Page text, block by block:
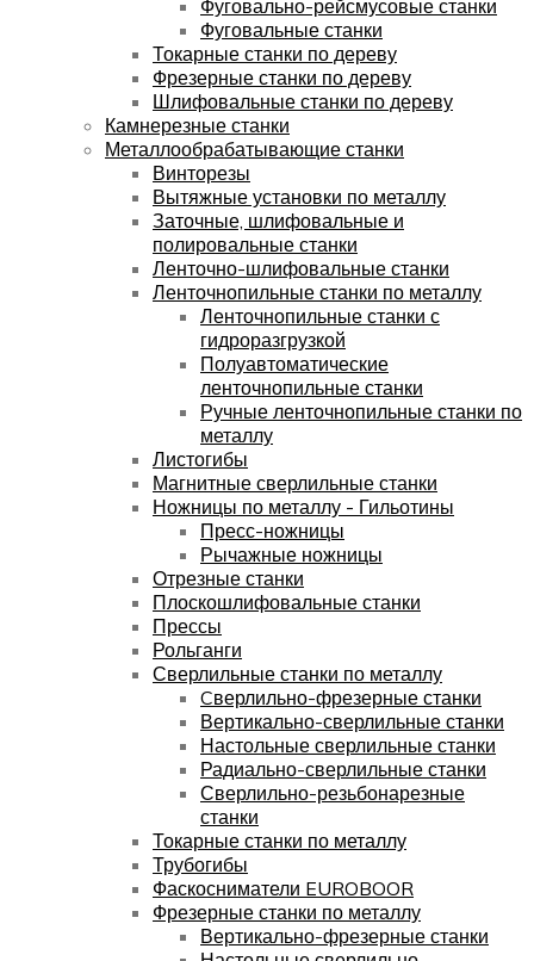
Фуговально-рейсмусовые станки
Фуговальные станки
Токарные станки по дереву
Фрезерные станки по дереву
Шлифовальные станки по дереву
Камнерезные станки
Металлообрабатывающие станки
Винторезы
Вытяжные установки по металлу
Заточные, шлифовальные и
полировальные станки
Ленточно-шлифовальные станки
Ленточнопильные станки по металлу
Ленточнопильные станки с
гидроразгрузкой
Полуавтоматические
ленточнопильные станки
Ручные ленточнопильные станки по
металлу
Листогибы
Магнитные сверлильные станки
Ножницы по металлу - Гильотины
Пресс-ножницы
Рычажные ножницы
Отрезные станки
Плоскошлифовальные станки
Прессы
Рольганги
Сверлильные станки по металлу
Cверлильно-фрезерные станки
Вертикально-сверлильные станки
Настольные сверлильные станки
Радиально-сверлильные станки
Сверлильно-резьбонарезные
станки
Токарные станки по металлу
Трубогибы
Фаскосниматели EUROBOOR
Фрезерные станки по металлу
Вертикально-фрезерные станки